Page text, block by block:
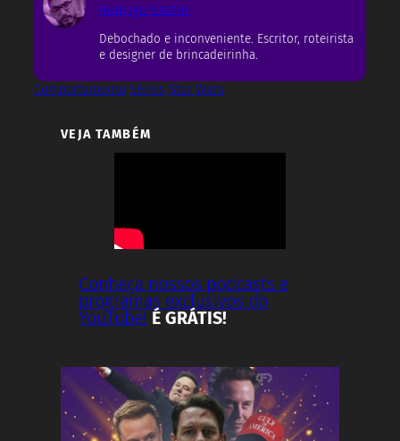
Rodrigo Castro
Debochado e inconveniente. Escritor, roteirista
e designer de brincadeirinha.
Comportamento Séries Star Wars
VEJA TAMBÉM
Conheça nossos podcasts e
programas exclusivos do
YouTube! É GRÁTIS!